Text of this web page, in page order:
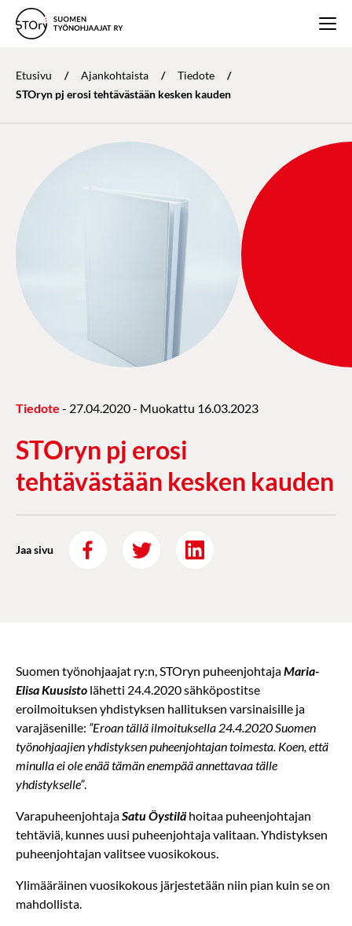
Etusivu / Ajankohtaista / Tiedote
/
STOryn pj erosi tehtävästään kesken kauden
Tiedote - 27.04.2020- Muokattu 16.03.2023
STOryn pj erosi
tehtävästään kesken kauden
Jaa sivu
Suomen työnohjaajat ry:n, STOryn puheenjohtajaMaria-
Elisa Kuusisto lähetti 24.4.2020 sähköpostitse
eroilmoituksen yhdistyksen hallituksen varsinaisille ja
varajäsenille: ”Eroan tällä ilmoituksella 24.4.2020 Suomen
työnohjaajien yhdistyksen puheenjohtajan toimesta. Koen, että
minulla ei ole enää tämän enempää annettavaa tälle
yhdistykselle”.
VarapuheenjohtajaSatu Öystilä hoitaa puheenjohtajan
tehtäviä, kunnes uusi puheenjohtaja valitaan. Yhdistyksen
puheenjohtajan valitsee vuosikokous.
Ylimääräinen vuosikokous järjestetään niin pian kuin se on
mahdollista.